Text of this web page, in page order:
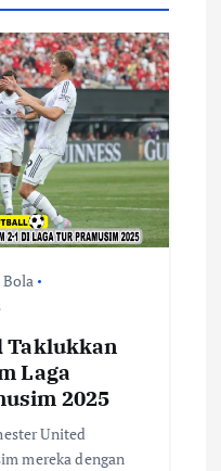
Bola
Taklukkan
Laga
2025
United
mereka dengan